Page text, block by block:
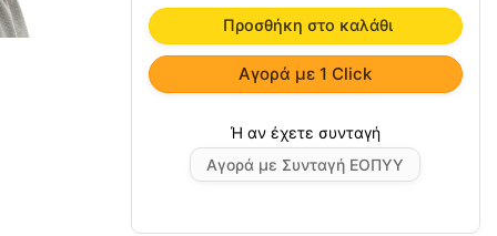
Αγορά με Συνταγή ΕΟΠΥΥ
Αγορά με 1 Click
2-
039
VITA
ποσότητα
Προσθήκη στο καλάθι